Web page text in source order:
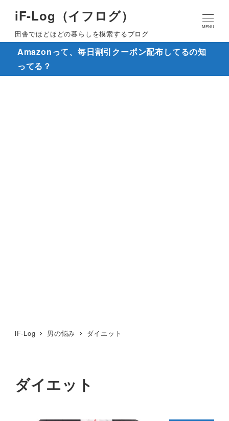
iF-Log（イフログ）
田舎でほどほどの暮らしを模索するブログ
MENU
Amazonって、毎日割引クーポン配布してるの知
ってる？
iF-Log 男の悩み ダイエット
ダイエット